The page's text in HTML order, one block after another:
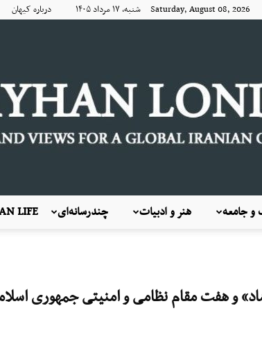
Saturday, August 08, 2026 شنبه, ۱۷ مرداد ۱۴۰۵ درباره کیهان
LIFE چندرسانه‌ای هنر و ادبیات و جامعه
و هفت مقام نظامی و امنیتی جمهوری